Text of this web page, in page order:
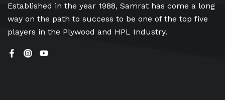
Established in the year 1988, Samrat has come a long
way on the path to success to be one of the top five
players in the Plywood and HPL Industry.